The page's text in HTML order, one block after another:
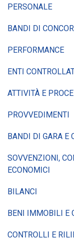
PERSONALE
BANDI DI
PERFORMANCE
ENTI
ATTIVITÀ E
PROVVEDIMENTI
BANDI DI GARA E
SOVVENZIONI,
ECONOMICI
BILANCI
BENI IMMOBILI E
CONTROLLI E